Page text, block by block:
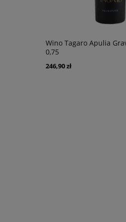
Wino Tagaro Apulia
0,75
246,90 zł